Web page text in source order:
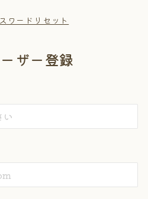
ワードリセット
ザー登録